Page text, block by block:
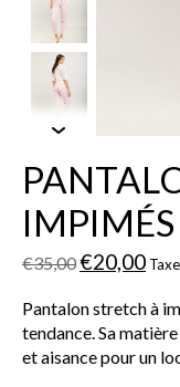
IMPIMÉS
€35,00€20,00
Pantalon stretch à
tendance. Sa
et aisance pour un